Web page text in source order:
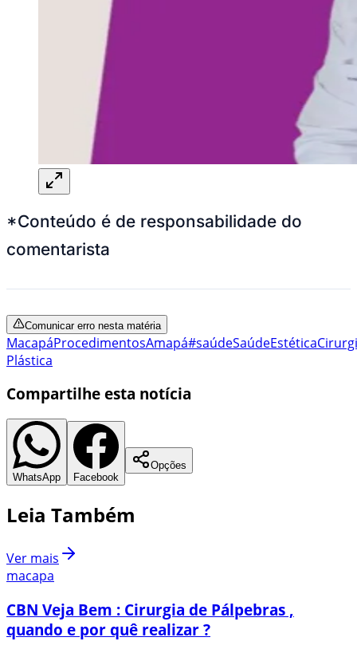
*Conteúdo é de responsabilidade do
comentarista
Comunicar erro nesta matéria
MacapáProcedimentosAmapá#saúdeSaúdeEstética
Plástica
Compartilhe esta notícia
WhatsApp Facebook
Opções
Leia Também
Ver mais
macapa
CBN Veja Bem : Cirurgia de Pálpebras ,
quando e por quê realizar ?